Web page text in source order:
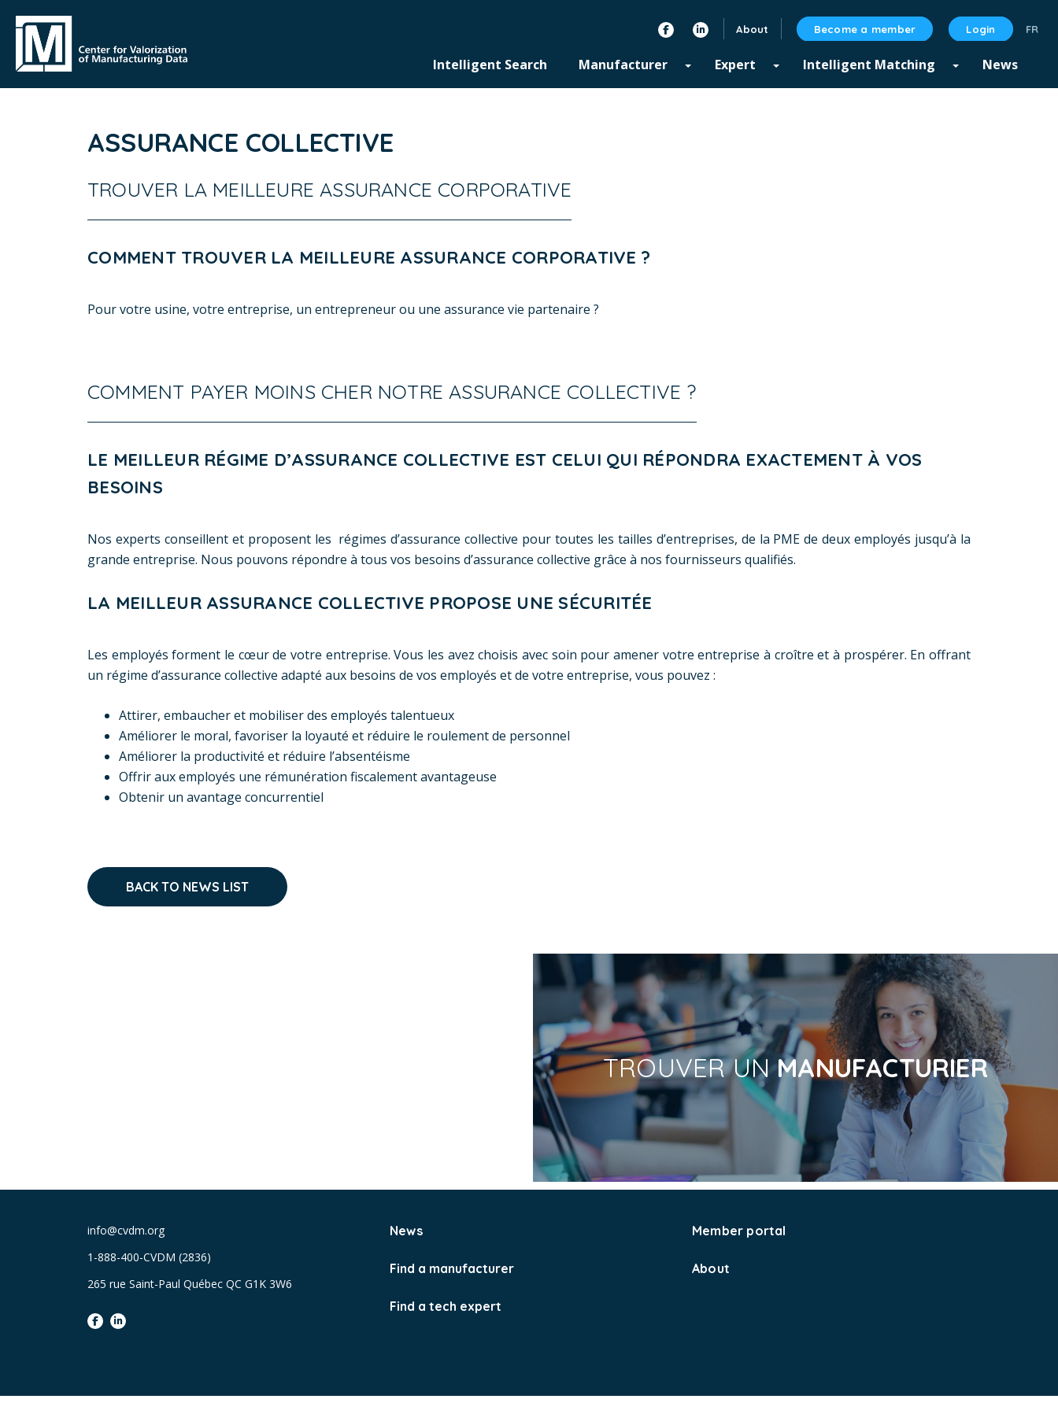
facebooklinkedin About Become a member Login
Intelligent Search Manufacturer Expert Intelligent Matching News
ASSURANCE COLLECTIVE
TROUVER LA MEILLEURE ASSURANCE CORPORATIVE
COMMENT TROUVER LA MEILLEURE ASSURANCE CORPORATIVE ?
Pour votre usine, votre entreprise, un entrepreneur ou une assurance vie partenaire ?
COMMENT PAYER MOINS CHER NOTRE ASSURANCE COLLECTIVE ?
​LE MEILLEUR RÉGIME D’ASSURANCE COLLECTIVE EST CELUI QUI RÉPONDRA EXACTEMENT À VOS
BESOINS
Nos experts conseillent et proposent les régimes d’assurance collective pour toutes les tailles d’entreprises, de la PME de deux employés jusqu’à la
grande entreprise. Nous pouvons répondre à tous vos besoins d’assurance collective grâce à nos fournisseurs qualifiés.
LA MEILLEUR ASSURANCE COLLECTIVE PROPOSE UNE SÉCURITÉE
Les employés forment le cœur de votre entreprise. Vous les avez choisis avec soin pour amener votre entreprise à croître et à prospérer. En offrant
un régime d’assurance collective adapté aux besoins de vos employés et de votre entreprise, vous pouvez :
Attirer, embaucher et mobiliser des employés talentueux
Améliorer le moral, favoriser la loyauté et réduire le roulement de personnel
Améliorer la productivité et réduire l’absentéisme
Offrir aux employés une rémunération fiscalement avantageuse
Obtenir un avantage concurrentiel
BACK TO NEWS LIST
TROUVER UNMANUFACTURIER
info@cvdm.org
1-888-400-CVDM (2836)
265 rue Saint-Paul Québec QC G1K 3W6
facebooklinkedin
News
Find a manufacturer
Find a tech expert
Member portal
About